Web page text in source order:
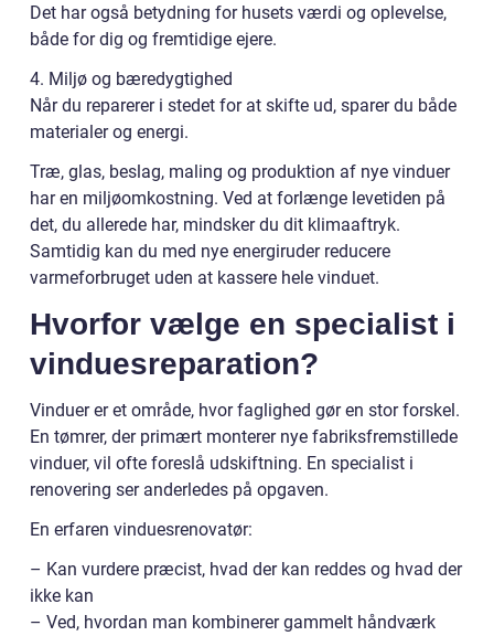
Det har også betydning for husets værdi og oplevelse,
både for dig og fremtidige ejere.
4. Miljø og bæredygtighed
Når du reparerer i stedet for at skifte ud, sparer du både
materialer og energi.
Træ, glas, beslag, maling og produktion af nye vinduer
har en miljøomkostning. Ved at forlænge levetiden på
det, du allerede har, mindsker du dit klimaaftryk.
Samtidig kan du med nye energiruder reducere
varmeforbruget uden at kassere hele vinduet.
Hvorfor vælge en specialist i
vinduesreparation?
Vinduer er et område, hvor faglighed gør en stor forskel.
En tømrer, der primært monterer nye fabriksfremstillede
vinduer, vil ofte foreslå udskiftning. En specialist i
renovering ser anderledes på opgaven.
En erfaren vinduesrenovatør:
– Kan vurdere præcist, hvad der kan reddes og hvad der
ikke kan
– Ved, hvordan man kombinerer gammelt håndværk